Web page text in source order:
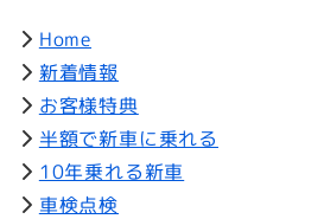
Home
新着情報
お客様特典
半額で新車に乗れる
10年乗れる新車
車検点検